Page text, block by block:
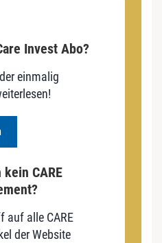
Invest Abo?
einmalig
CARE
auf alle CARE
der Website